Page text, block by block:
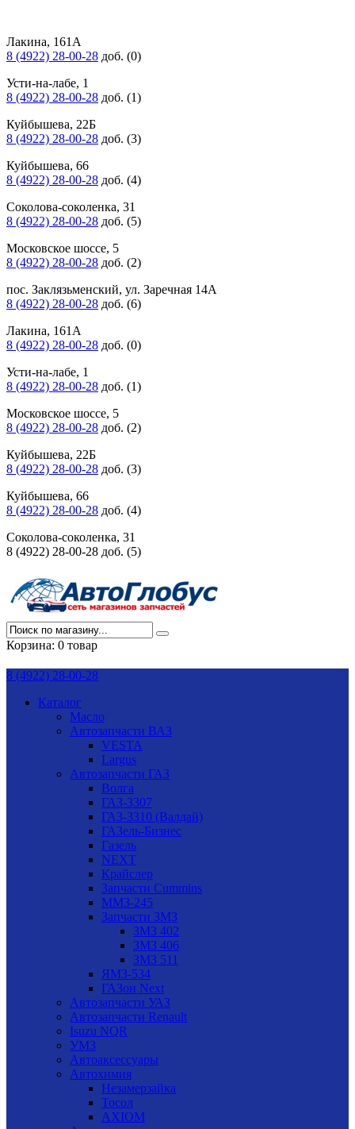
Лакина, 161А
8 (4922) 28-00-28 доб. (0)
Усти-на-лабе, 1
8 (4922) 28-00-28 доб. (1)
Куйбышева, 22Б
8 (4922) 28-00-28 доб. (3)
Куйбышева, 66
8 (4922) 28-00-28 доб. (4)
Соколова-соколенка, 31
8 (4922) 28-00-28 доб. (5)
Московское шоссе, 5
8 (4922) 28-00-28 доб. (2)
пос. Заклязьменский, ул. Заречная 14А
8 (4922) 28-00-28 доб. (6)
Лакина, 161А
8 (4922) 28-00-28 доб. (0)
Усти-на-лабе, 1
8 (4922) 28-00-28 доб. (1)
Московское шоссе, 5
8 (4922) 28-00-28 доб. (2)
Куйбышева, 22Б
8 (4922) 28-00-28 доб. (3)
Куйбышева, 66
8 (4922) 28-00-28 доб. (4)
Соколова-соколенка, 31
8 (4922) 28-00-28 доб. (5)
Корзина: 0 товар
8 (4922) 28-00-28
Каталог
Масло
Автозапчасти ВАЗ
VESTA
Largus
Автозапчасти ГАЗ
Волга
ГАЗ-3307
ГАЗ-3310 (Валдай)
ГАЗель-Бизнес
Газель
NEXT
Крайслер
Запчасти Cummins
ММЗ-245
Запчасти ЗМЗ
ЗМЗ 402
ЗМЗ 406
ЗМЗ 511
ЯМЗ-534
ГАЗон Next
Автозапчасти УАЗ
Автозапчасти Renault
Isuzu NQR
УМЗ
Автоаксессуары
Автохимия
Незамерзайка
Тосол
AXIOM